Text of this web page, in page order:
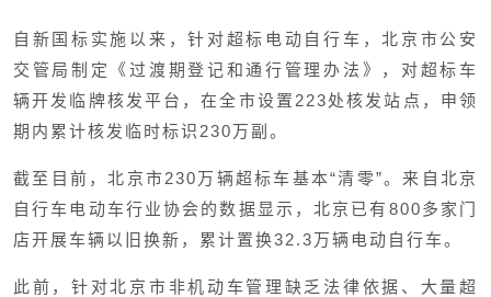
自新国标实施以来，针对超标电动自行车，北京市公安
交管局制定《过渡期登记和通行管理办法》，对超标车
辆开发临牌核发平台，在全市设置223处核发站点，申领
期内累计核发临时标识230万副。
截至目前，北京市230万辆超标车基本“清零”。来自北京
自行车电动车行业协会的数据显示，北京已有800多家门
店开展车辆以旧换新，累计置换32.3万辆电动自行车。
此前，针对北京市非机动车管理缺乏法律依据、大量超